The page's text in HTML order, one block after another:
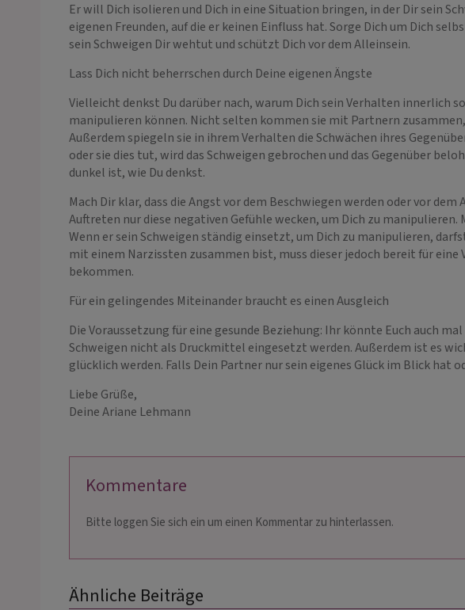
Er will Dich isolieren und Dich in eine Situation bringen, in der Dir sein
eigenen Freunden, auf die er keinen Einfluss hat. Sorge Dich um Dich
sein Schweigen Dir wehtut und schützt Dich vor dem Alleinsein.
Lass Dich nicht beherrschen durch Deine eigenen Ängste
Vielleicht denkst Du darüber nach, warum Dich sein Verhalten innerlich
manipulieren können. Nicht selten kommen sie mit Partnern
Außerdem spiegeln sie in ihrem Verhalten die Schwächen ihres
oder sie dies tut, wird das Schweigen gebrochen und das Gegenüber
dunkel ist, wie Du denkst.
Mach Dir klar, dass die Angst vor dem Beschwiegen werden oder vor
Auftreten nur diese negativen Gefühle wecken, um Dich zu
Wenn er sein Schweigen ständig einsetzt, um Dich zu manipulieren,
mit einem Narzissten zusammen bist, muss dieser jedoch bereit für
bekommen.
Für ein gelingendes Miteinander braucht es einen Ausgleich
Die Voraussetzung für eine gesunde Beziehung: Ihr könnte Euch auch
Schweigen nicht als Druckmittel eingesetzt werden. Außerdem ist es
glücklich werden. Falls Dein Partner nur sein eigenes Glück im Blick
Liebe Grüße,
Deine Ariane Lehmann
Kommentare
Bitte loggen Sie sich ein um einen Kommentar zu hinterlassen.
Ähnliche Beiträge